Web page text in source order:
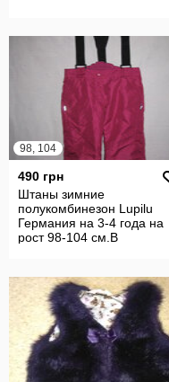
98, 104
490 грн
Штаны зимние
полукомбинезон Lupilu
Германия на 3-4 года на
рост 98-104 см.В